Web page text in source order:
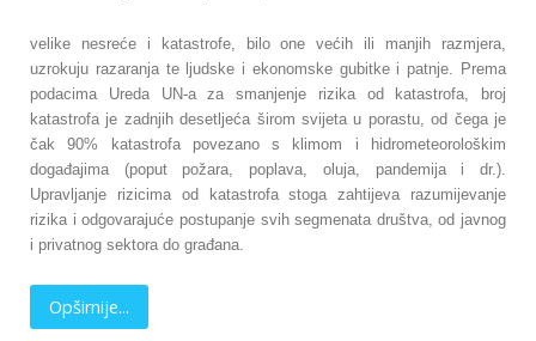
velike nesreće i katastrofe, bilo one većih ili manjih razmjera,
uzrokuju razaranja te ljudske i ekonomske gubitke i patnje. Prema
podacima Ureda UN-a za smanjenje rizika od katastrofa, broj
katastrofa je zadnjih desetljeća širom svijeta u porastu, od čega je
čak 90% katastrofa povezano s klimom i hidrometeorološkim
događajima (poput požara, poplava, oluja, pandemija i dr.).
Upravljanje rizicima od katastrofa stoga zahtijeva razumijevanje
rizika i odgovarajuće postupanje svih segmenata društva, od javnog
i privatnog sektora do građana.
Opširnije...